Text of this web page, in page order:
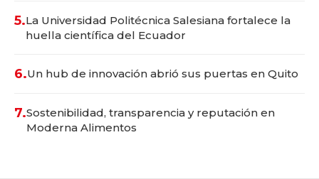
5.La Universidad Politécnica Salesiana fortalece la
huella científica del Ecuador
6.Un hub de innovación abrió sus puertas en Quito
7.Sostenibilidad, transparencia y reputación en
Moderna Alimentos